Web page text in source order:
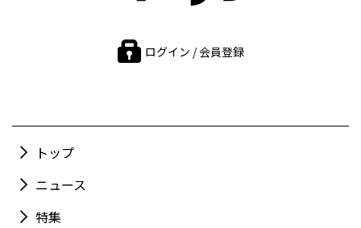
ログイン / 会員登録
トップ
ニュース
特集